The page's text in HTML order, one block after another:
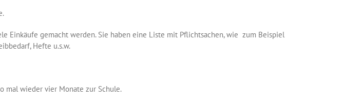
Einkäufe gemacht werden. Sie haben eine Liste mit Pflichtsachen, wie zum Beispiel
Hefte u.s.w.
mal wieder vier Monate zur Schule.